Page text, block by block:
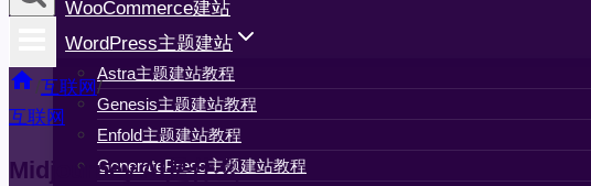
WooCommerce建站
WordPress主题建站
Astra主题建站教程
Genesis主题建站教程
Enfold主题建站教程
GeneratePress主题建站教程
/互联网 /
互联网
Midjourney AI是什么